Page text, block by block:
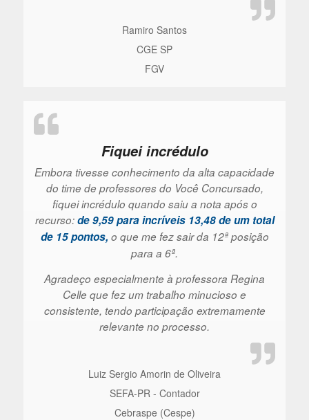
Ramiro Santos
CGE SP
FGV
Fiquei incrédulo
Embora tivesse conhecimento da alta capacidade
do time de professores do Você Concursado,
fiquei incrédulo quando saiu a nota após o
recurso:de 9,59 para incríveis 13,48 de um total
de 15 pontos, o que me fez sair da 12ª posição
para a 6ª.
Agradeço especialmente à professora Regina
Celle que fez um trabalho minucioso e
consistente, tendo participação extremamente
relevante no processo.
Luiz Sergio Amorin de Oliveira
SEFA-PR - Contador
Cebraspe (Cespe)